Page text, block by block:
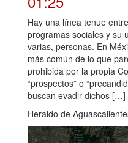
Hay una línea tenue
programas sociales y su
varias, personas. En
más común de lo que
prohibida por la propia
“prospectos” o
buscan evadir dichos […]
Heraldo de